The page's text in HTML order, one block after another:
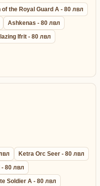
the Royal Guard A - 80 лвл
Ashkenas - 80 лвл
Ifrit - 80 лвл
Ketra Orc Seer - 80 лвл
80 лвл
Soldier A - 80 лвл